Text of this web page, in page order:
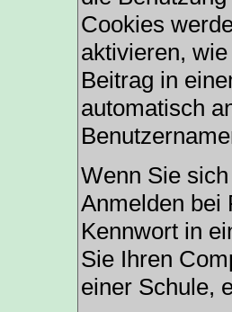
Cookies
aktivieren,
Beitrag in
automatisch
Wenn Sie
Anmelden bei
Kennwort in
Sie Ihren
einer Schule,